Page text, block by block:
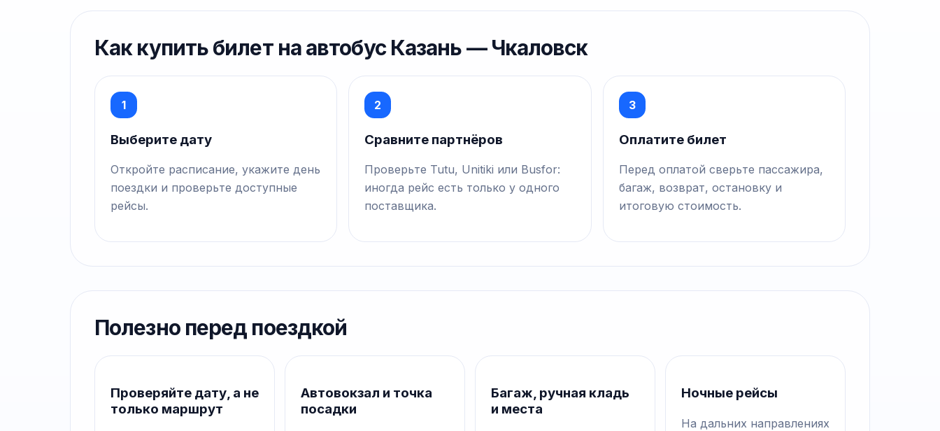
Как купить билет на автобус Казань — Чкаловск
1
Выберите дату
Откройте расписание, укажите день
поездки и проверьте доступные
рейсы.
2
Сравните партнёров
Проверьте Tutu, Unitiki или Busfor:
иногда рейс есть только у одного
поставщика.
3
Оплатите билет
Перед оплатой сверьте пассажира,
багаж, возврат, остановку и
итоговую стоимость.
Полезно перед поездкой
Проверяйте дату, а не
только маршрут
Автовокзал и точка
посадки
Багаж, ручная кладь
и места
Ночные рейсы
На дальних направлениях